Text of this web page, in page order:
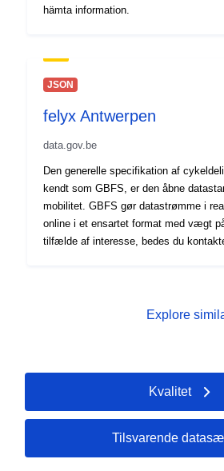
Er version af:
Version info:
http://
hämta information.
JSON
felyx Antwerpen
data.gov.be
Den generelle specifikation af
kendt som GBFS, er den åbne
mobilitet. GBFS gør datastrømme i
online i et ensartet format med vægt
tilfælde af interesse, bedes du
Explore
Kvalitet
Tilsvarende